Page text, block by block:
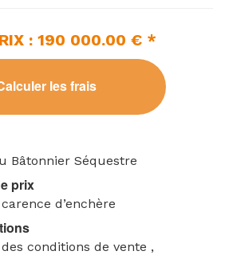
: 190 000.00 € *
les frais
Bâtonnier Séquestre
prix
d’enchère
conditions de vente ,